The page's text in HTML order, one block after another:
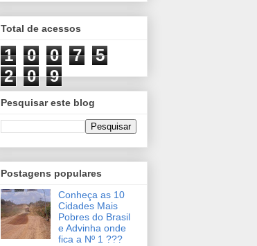
Total de acessos
1 0 0 7
5
2
0 9
Pesquisar este blog
Postagens populares
Conheça as 10
Cidades Mais
Pobres do Brasil
e Advinha onde
fica a Nº 1 ???